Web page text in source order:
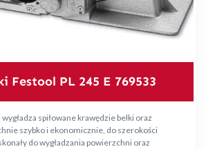
Festool PL 245 E 769533
spiłowane krawędzie belki oraz
szybko i ekonomicznie, do szerokości
do wygładzania powierzchni oraz